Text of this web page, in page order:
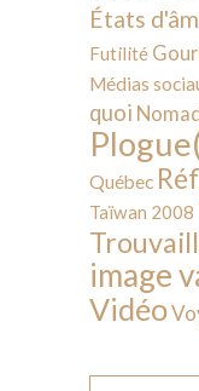
États
Futilité
Médias
quoi
Québec
Taïwan 2008
image
Vidéo